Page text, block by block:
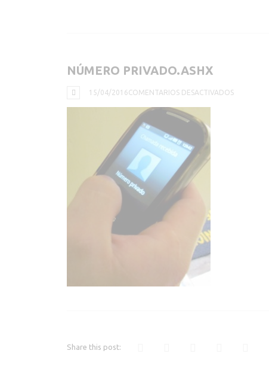
NÚMERO PRIVADO.ASHX
15/04/2016COMENTARIOS DESACTIVADOSEN
Share this post: